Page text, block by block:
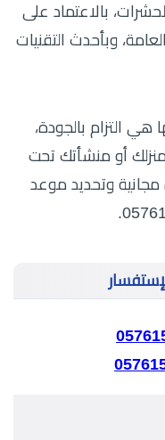
بالاعتماد على
وبأحدث التقنيات
التزام بالجودة،
أو منشأتك تحت
وتحديد موعد